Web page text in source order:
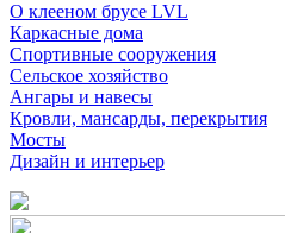
О клееном брусе LVL
Каркасные дома
Спортивные сооружения
Сельское хозяйство
Ангары и навесы
Кровли, мансарды, перекрытия
Мосты
Дизайн и интерьер